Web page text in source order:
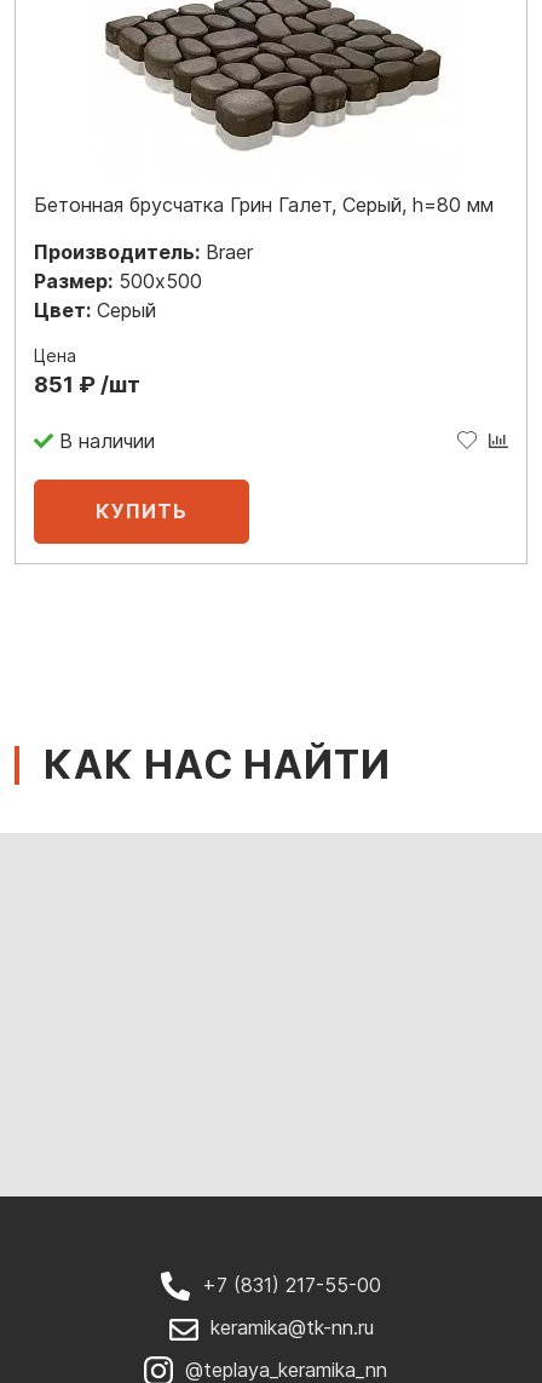
Бетонная брусчатка Грин Галет, Серый, h=80 мм
Производитель: Braer
Размер: 500x500
Цвет: Серый
Цена
851 ₽ /шт
В наличии
КАК НАС НАЙТИ
+7 (831) 217-55-00
keramika@tk-nn.ru
@teplaya_keramika_nn